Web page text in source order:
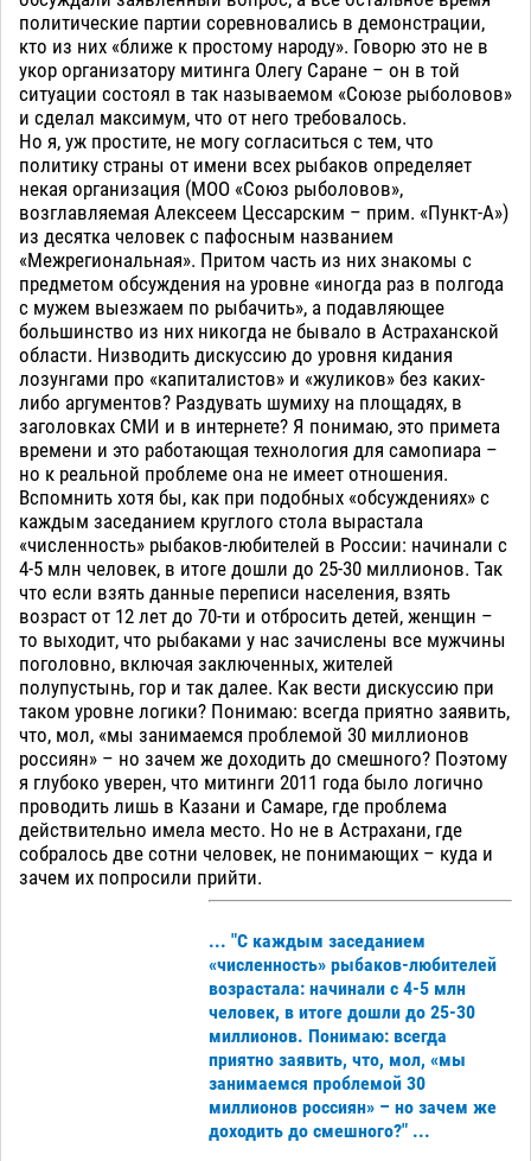
политические партии соревновались в демонстрации,
кто из них «ближе к простому народу». Говорю это не в
укор организатору митинга Олегу Саране – он в той
ситуации состоял в так называемом «Союзе рыболовов»
и сделал максимум, что от него требовалось.
Но я, уж простите, не могу согласиться с тем, что
политику страны от имени всех рыбаков определяет
некая организация (МОО «Союз рыболовов»,
возглавляемая Алексеем Цессарским – прим. «Пункт-А»)
из десятка человек с пафосным названием
«Межрегиональная». Притом часть из них знакомы с
предметом обсуждения на уровне «иногда раз в полгода
с мужем выезжаем по рыбачить», а подавляющее
большинство из них никогда не бывало в Астраханской
области. Низводить дискуссию до уровня кидания
лозунгами про «капиталистов» и «жуликов» без каких-
либо аргументов? Раздувать шумиху на площадях, в
заголовках СМИ и в интернете? Я понимаю, это примета
времени и это работающая технология для самопиара –
но к реальной проблеме она не имеет отношения.
Вспомнить хотя бы, как при подобных «обсуждениях» с
каждым заседанием круглого стола вырастала
«численность» рыбаков-любителей в России: начинали с
4-5 млн человек, в итоге дошли до 25-30 миллионов. Так
что если взять данные переписи населения, взять
возраст от 12 лет до 70-ти и отбросить детей, женщин –
то выходит, что рыбаками у нас зачислены все мужчины
поголовно, включая заключенных, жителей
полупустынь, гор и так далее. Как вести дискуссию при
таком уровне логики? Понимаю: всегда приятно заявить,
что, мол, «мы занимаемся проблемой 30 миллионов
россиян» – но зачем же доходить до смешного? Поэтому
я глубоко уверен, что митинги 2011 года было логично
проводить лишь в Казани и Самаре, где проблема
действительно имела место. Но не в Астрахани, где
собралось две сотни человек, не понимающих – куда и
зачем их попросили прийти.
... "С каждым заседанием
«численность» рыбаков-любителей
возрастала: начинали с 4-5 млн
человек, в итоге дошли до 25-30
миллионов. Понимаю: всегда
приятно заявить, что, мол, «мы
занимаемся проблемой 30
миллионов россиян» – но зачем же
доходить до смешного?" ...